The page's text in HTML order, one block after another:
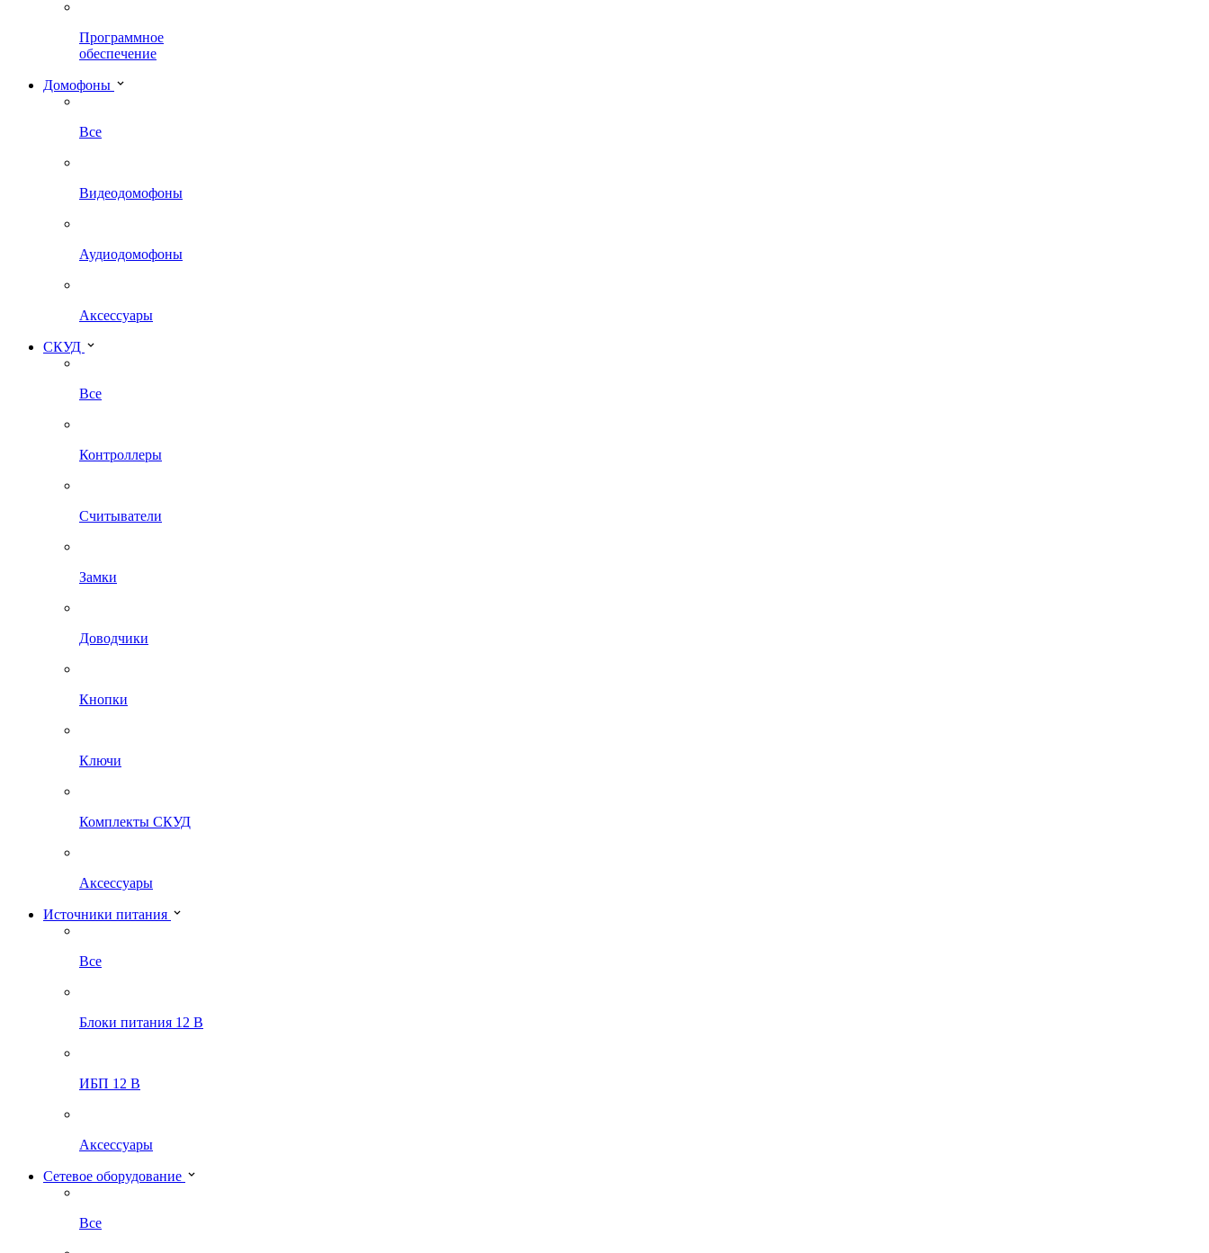
Программное
обеспечение
Домофоны
Все
Видеодомофоны
Аудиодомофоны
Аксессуары
СКУД
Все
Контроллеры
Считыватели
Замки
Доводчики
Кнопки
Ключи
Комплекты СКУД
Аксессуары
Источники питания
Все
Блоки питания 12 В
ИБП 12 В
Аксессуары
Сетевое оборудование
Все